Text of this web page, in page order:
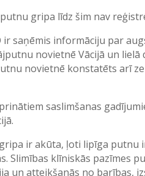
gripa līdz šim nav
ir saņēmis informāciju par
novietnē Vācijā un
novietnē konstatēts arī
saslimšanas
ir akūta, ļoti lipīga putnu
Slimības klīniskās pazīmes
un atteikšanās no barības,